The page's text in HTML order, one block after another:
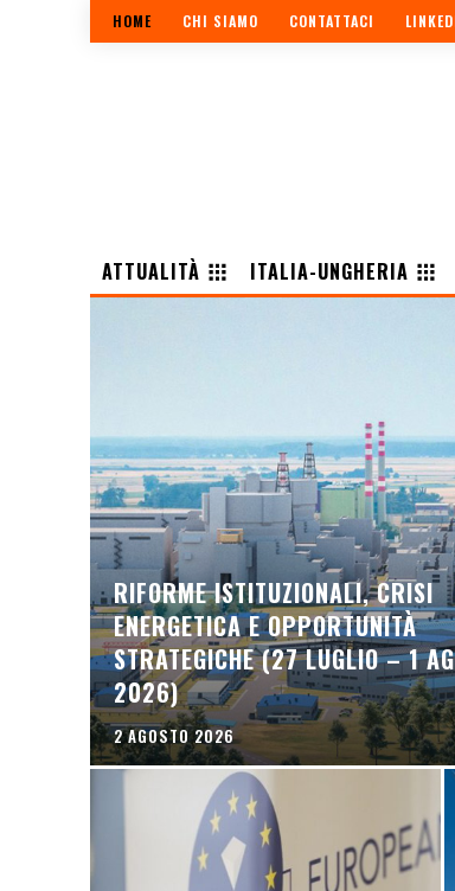
HOME CHI SIAMO CONTATTACI
ATTUALITÀ
ITALIA-UNGHERIA
RIFORME ISTITUZIONALI, CRISI
ENERGETICA E OPPORTUNITÀ
STRATEGICHE (27 LUGLIO – 1
2026)
2 AGOSTO 2026